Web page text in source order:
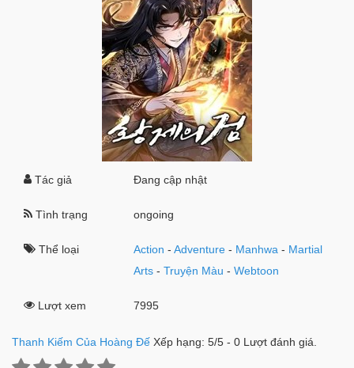
Tác giả Đang cập nhật
Tình trạng ongoing
Thể loại Action -Adventure - Manhwa - Martial
Arts -Truyện Màu -Webtoon
Lượt xem 7995
Thanh Kiếm Của Hoàng Đế Xếp hạng: 5/5 - 0 Lượt đánh giá.